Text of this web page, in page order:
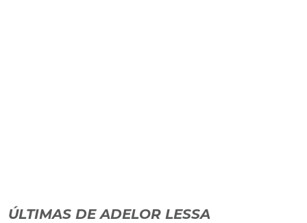
ÚLTIMAS DE ADELOR LESSA